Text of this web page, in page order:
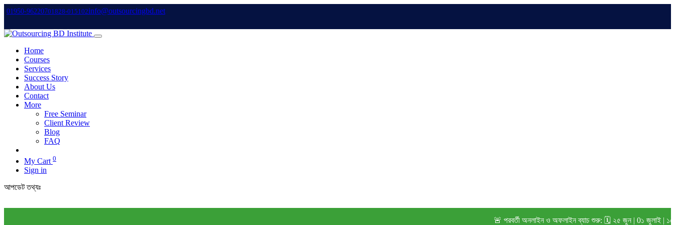
01950-96220701828-015102info@outsourcingbd.net
Home
Courses
Services
Success Story
About Us
Contact
More
Free Seminar
Client Review
Blog
FAQ
My Cart 0
Sign in
আপডেট তথ্যঃ
🚨 পরবর্তী অনলাইন ও অফলাইন ব্যাচ শুরু: 🗓️ ২৫ জুন | 0১ জুলাই | ১৫ জুলাই